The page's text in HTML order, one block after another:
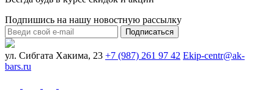
Подпишись на нашу новостную рассылку
Подписаться
ул. Сибгата Хакима, 23 +7 (987) 261 97 42 Ekip-centr@ak-
bars.ru